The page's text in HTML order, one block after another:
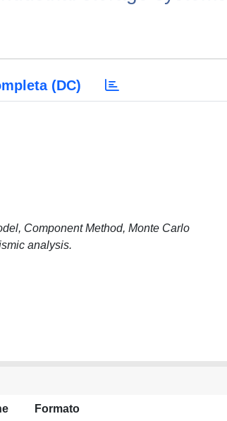
(DC)
Component Method, Monte Carlo
analysis.
Formato